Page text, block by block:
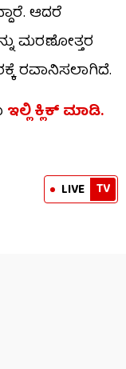
ಆದರೆ
ಮರಣೋತ್ತರ
ರವಾನಿಸಲಾಗಿದೆ.
ಇಲ್ಲಿ ಕ್ಲಿಕ್ ಮಾಡಿ.
LIVE TV